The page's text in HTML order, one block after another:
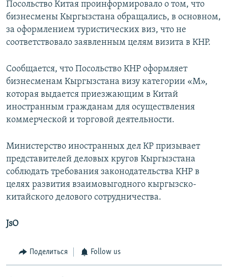
Посольство Китая проинформировало о том, что
бизнесмены Кыргызстана обращались, в основном,
за оформлением туристических виз, что не
соответствовало заявленным целям визита в КНР.
Сообщается, что Посольство КНР оформляет
бизнесменам Кыргызстана визу категории «М»,
которая выдается приезжающим в Китай
иностранным гражданам для осуществления
коммерческой и торговой деятельности.
Министерство иностранных дел КР призывает
представителей деловых кругов Кыргызстана
соблюдать требования законодательства КНР в
целях развития взаимовыгодного кыргызско-
китайского делового сотрудничества.
JsO
Поделиться Follow us